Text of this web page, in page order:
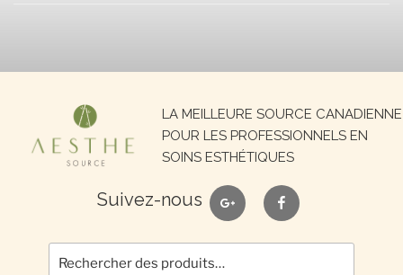
LA MEILLEURE SOURCE CANADIENNE
POUR LES PROFESSIONNELS EN
SOINS ESTHÉTIQUES
Suivez-nous google facebook
Recherche
pour :